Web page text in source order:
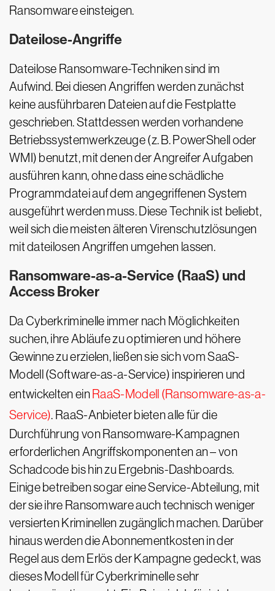
Ransomware einsteigen.
Dateilose-Angriffe
Dateilose Ransomware-Techniken sind im
Aufwind. Bei diesen Angriffen werden zunächst
keine ausführbaren Dateien auf die Festplatte
geschrieben. Stattdessen werden vorhandene
Betriebssystemwerkzeuge (z. B. PowerShell oder
WMI) benutzt, mit denen der Angreifer Aufgaben
ausführen kann, ohne dass eine schädliche
Programmdatei auf dem angegriffenen System
ausgeführt werden muss. Diese Technik ist beliebt,
weil sich die meisten älteren Virenschutzlösungen
mit dateilosen Angriffen umgehen lassen.
Ransomware-as-a-Service (RaaS) und
Access Broker
Da Cyberkriminelle immer nach Möglichkeiten
suchen, ihre Abläufe zu optimieren und höhere
Gewinne zu erzielen, ließen sie sich vom SaaS-
Modell (Software-as-a-Service) inspirieren und
entwickelten ein RaaS-Modell (Ransomware-as-a-
Service). RaaS-Anbieter bieten alle für die
Durchführung von Ransomware-Kampagnen
erforderlichen Angriffskomponenten an – von
Schadcode bis hin zu Ergebnis-Dashboards.
Einige betreiben sogar eine Service-Abteilung, mit
der sie ihre Ransomware auch technisch weniger
versierten Kriminellen zugänglich machen. Darüber
hinaus werden die Abonnementkosten in der
Regel aus dem Erlös der Kampagne gedeckt, was
dieses Modell für Cyberkriminelle sehr